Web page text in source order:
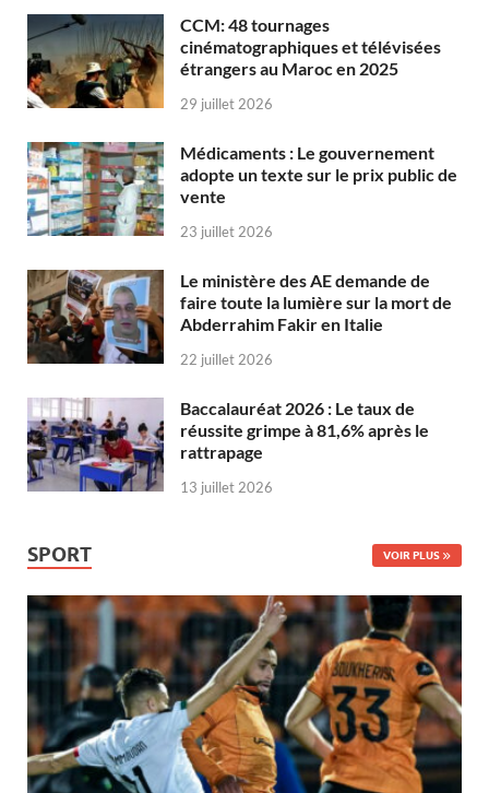
CCM: 48 tournages
cinématographiques et télévisées
étrangers au Maroc en 2025
29 juillet 2026
Médicaments : Le gouvernement
adopte un texte sur le prix public de
vente
23 juillet 2026
Le ministère des AE demande de
faire toute la lumière sur la mort de
Abderrahim Fakir en Italie
22 juillet 2026
Baccalauréat 2026 : Le taux de
réussite grimpe à 81,6% après le
rattrapage
13 juillet 2026
SPORT VOIR PLUS